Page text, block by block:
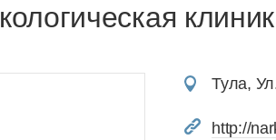
Тула,
http://